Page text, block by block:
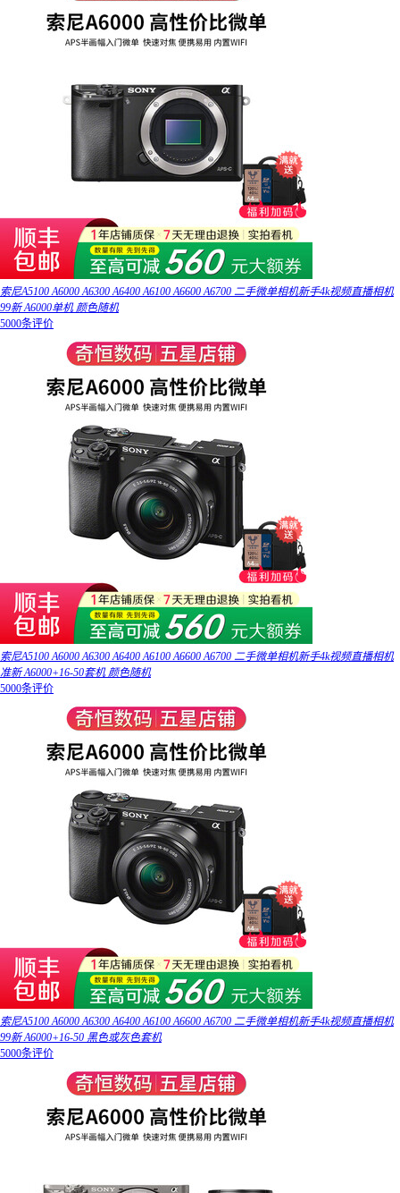
索尼A5100 A6000 A6300 A6400 A6100 A6600 A6700 二手微单相机新手4k视频直播相机
99新 A6000单机 颜色随机
5000条评价
索尼A5100 A6000 A6300 A6400 A6100 A6600 A6700 二手微单相机新手4k视频直播相机
准新 A6000+16-50套机 颜色随机
5000条评价
索尼A5100 A6000 A6300 A6400 A6100 A6600 A6700 二手微单相机新手4k视频直播相机
99新 A6000+16-50 黑色或灰色套机
5000条评价